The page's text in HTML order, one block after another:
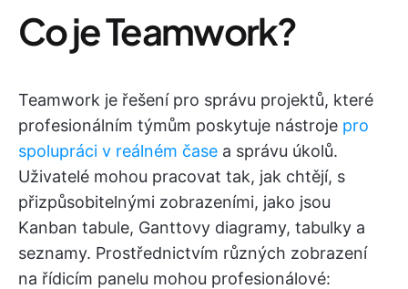
Co je Teamwork?
Teamwork je řešení pro správu projektů, které
profesionálním týmům poskytuje nástroje pro
spolupráci v reálném čase a správu úkolů.
Uživatelé mohou pracovat tak, jak chtějí, s
přizpůsobitelnými zobrazeními, jako jsou
Kanban tabule, Ganttovy diagramy, tabulky a
seznamy. Prostřednictvím různých zobrazení
na řídicím panelu mohou profesionálové: